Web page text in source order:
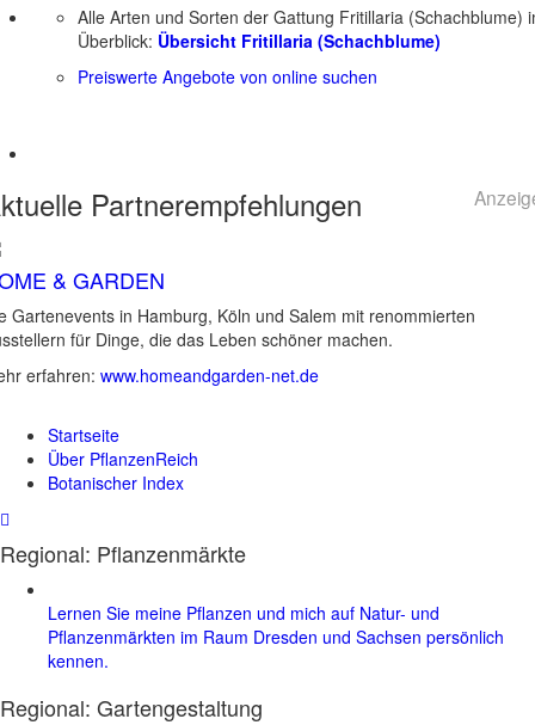
Alle Arten und Sorten der Gattung Fritillaria (Schachblume)
Überblick: Übersicht Fritillaria (Schachblume)
Preiswerte Angebote von online suchen
Partnerempfehlungen
& GARDEN
Gartenevents in Hamburg, Köln und Salem mit renommierten
für Dinge, die das Leben schöner machen.
erfahren: www.homeandgarden-net.de
Startseite
Über PflanzenReich
Botanischer Index
Regional: Pflanzenmärkte
Lernen Sie meine Pflanzen und mich auf Natur- und
Pflanzenmärkten im Raum Dresden und Sachsen persönlich
kennen.
Regional: Gartengestaltung